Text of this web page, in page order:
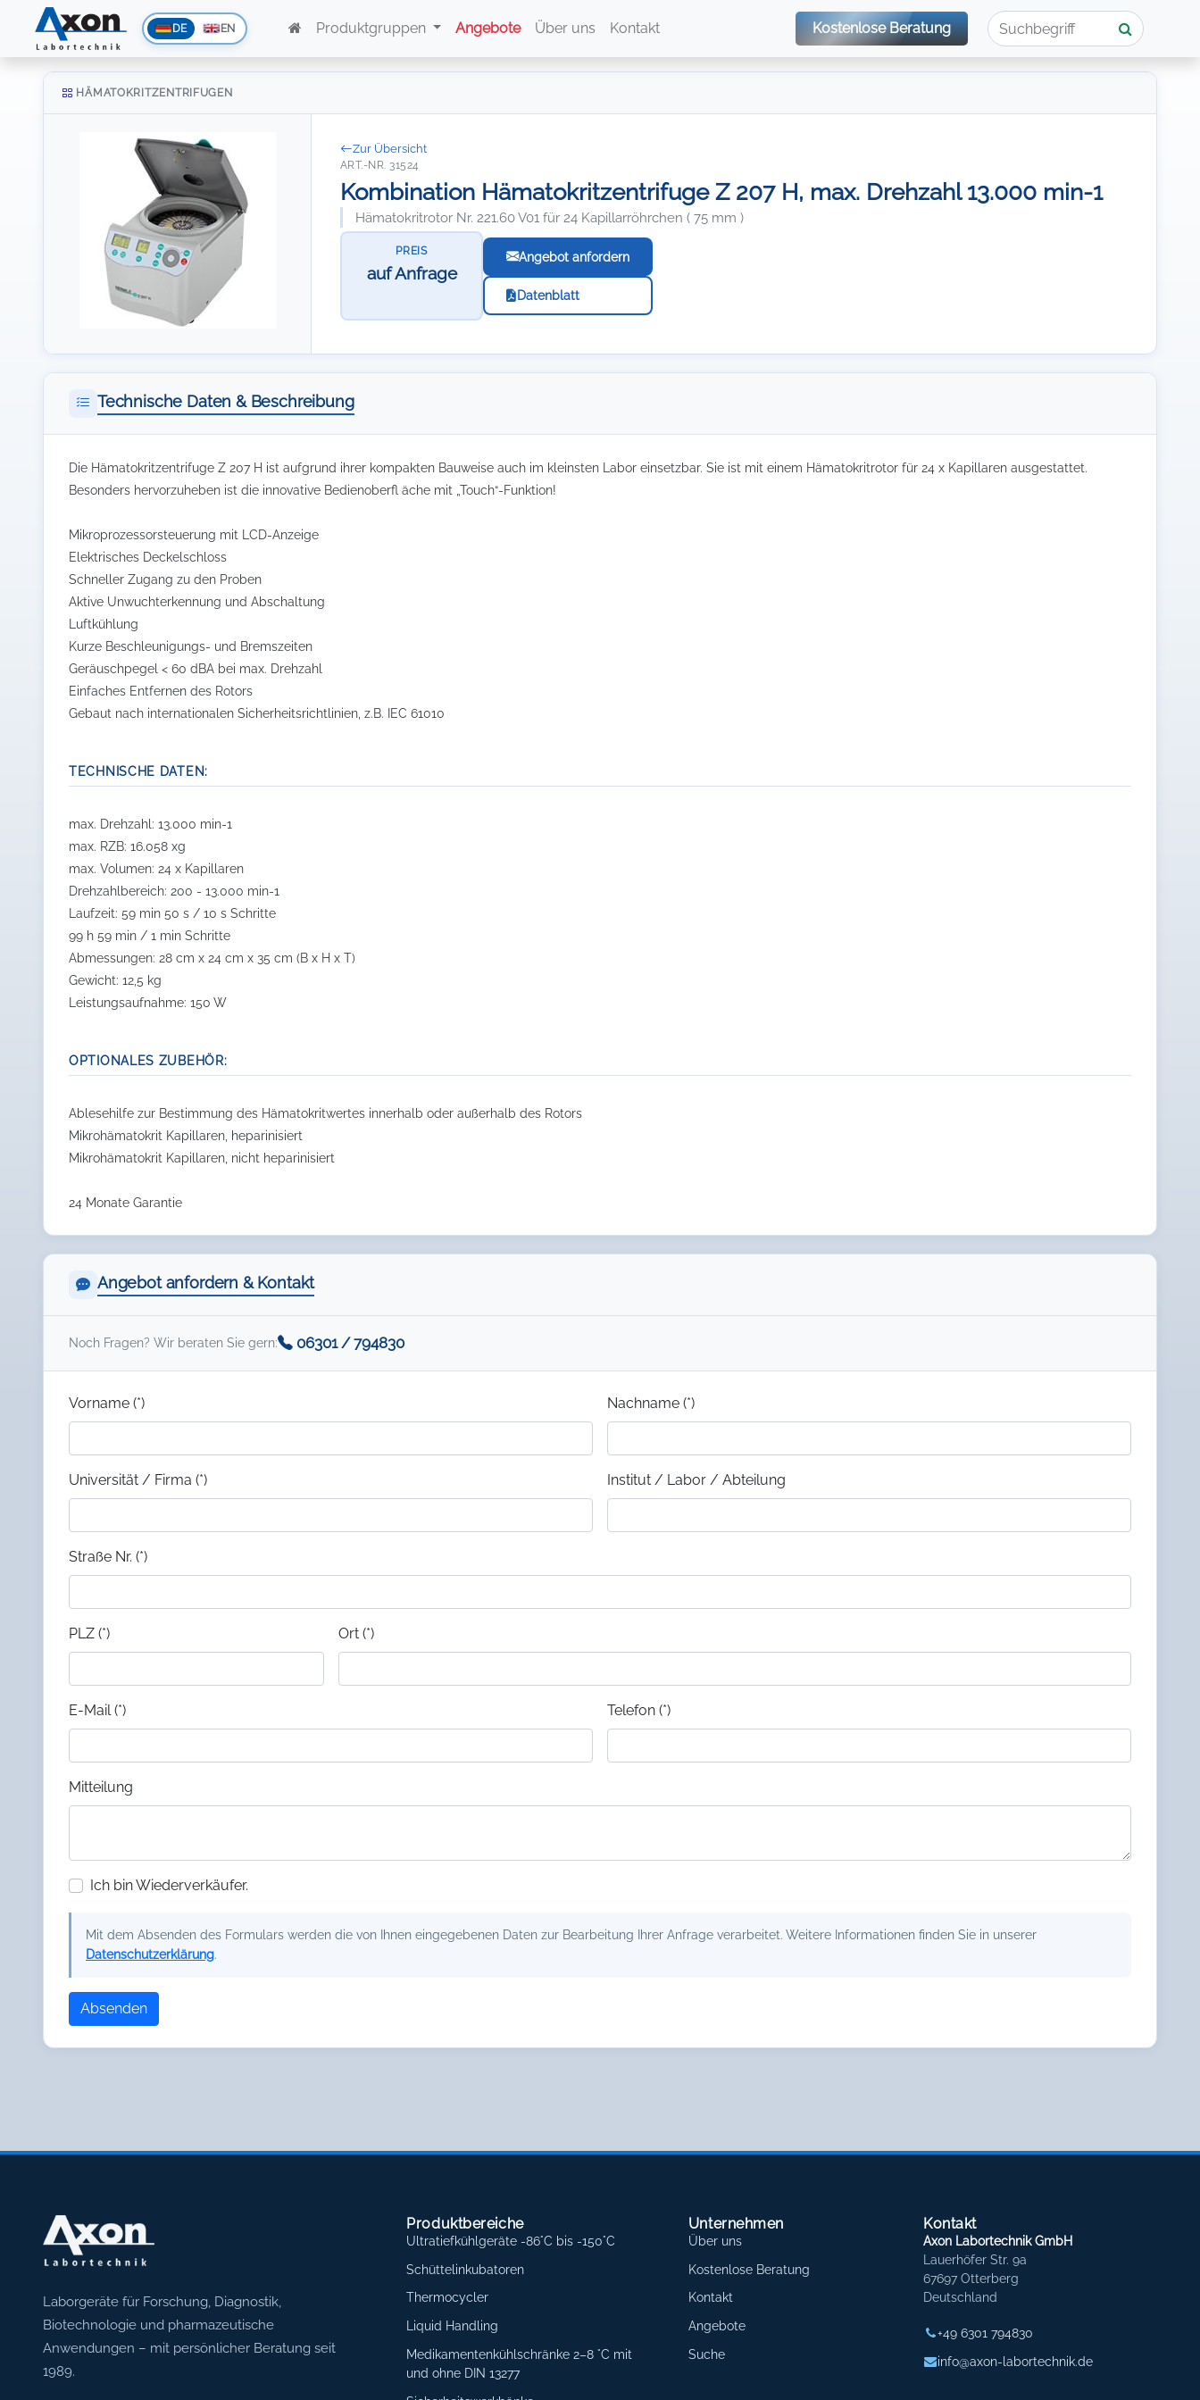
DE EN Produktgruppen Angebote Über uns Kontakt Kostenlose Beratung
HÄMATOKRITZENTRIFUGEN
Zur Übersicht
ART.-NR. 31524
Kombination Hämatokritzentrifuge Z 207 H, max. Drehzahl 13.000 min-1
Hämatokritrotor Nr. 221.60 V01 für 24 Kapillarröhrchen ( 75 mm )
PREIS
auf Anfrage
Angebot anfordern
Datenblatt
Technische Daten & Beschreibung
Die Hämatokritzentrifuge Z 207 H ist aufgrund ihrer kompakten Bauweise auch im kleinsten Labor einsetzbar. Sie ist mit einem Hämatokritrotor für 24 x Kapillaren ausgestattet.
Besonders hervorzuheben ist die innovative Bedienoberfl äche mit „Touch“-Funktion!
Mikroprozessorsteuerung mit LCD-Anzeige
Elektrisches Deckelschloss
Schneller Zugang zu den Proben
Aktive Unwuchterkennung und Abschaltung
Luftkühlung
Kurze Beschleunigungs- und Bremszeiten
Geräuschpegel < 60 dBA bei max. Drehzahl
Einfaches Entfernen des Rotors
Gebaut nach internationalen Sicherheitsrichtlinien, z.B. IEC 61010
TECHNISCHE DATEN:
max. Drehzahl: 13.000 min-1
max. RZB: 16.058 xg
max. Volumen: 24 x Kapillaren
Drehzahlbereich: 200 - 13.000 min-1
Laufzeit: 59 min 50 s / 10 s Schritte
99 h 59 min / 1 min Schritte
Abmessungen: 28 cm x 24 cm x 35 cm (B x H x T)
Gewicht: 12,5 kg
Leistungsaufnahme: 150 W
OPTIONALES ZUBEHÖR:
Ablesehilfe zur Bestimmung des Hämatokritwertes innerhalb oder außerhalb des Rotors
Mikrohämatokrit Kapillaren, heparinisiert
Mikrohämatokrit Kapillaren, nicht heparinisiert
24 Monate Garantie
Angebot anfordern & Kontakt
Noch Fragen? Wir beraten Sie gern: 06301 / 794830
Vorname (*) Nachname (*)
Universität / Firma (*) Institut / Labor / Abteilung
Straße Nr. (*)
PLZ (*) Ort (*)
E-Mail (*) Telefon (*)
Mitteilung
Ich bin Wiederverkäufer.
Mit dem Absenden des Formulars werden die von Ihnen eingegebenen Daten zur Bearbeitung Ihrer Anfrage verarbeitet. Weitere Informationen finden Sie in unserer
Datenschutzerklärung.
Absenden
Axon Labortechnik
Laborgeräte für Forschung, Diagnostik,
Biotechnologie und pharmazeutische
Anwendungen – mit persönlicher Beratung seit
1989.
Produktbereiche
Ultratiefkühlgeräte -86°C bis -150°C
Schüttelinkubatoren
Thermocycler
Liquid Handling
Medikamentenkühlschränke 2–8 °C mit
und ohne DIN 13277
Unternehmen
Über uns
Kostenlose Beratung
Kontakt
Angebote
Suche
Kontakt
Axon Labortechnik GmbH
Lauerhöfer Str. 9a
67697 Otterberg
Deutschland
+49 6301 794830
info@axon-labortechnik.de